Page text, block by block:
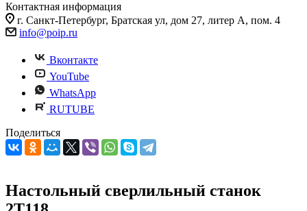
Контактная информация
г. Санкт-Петербург, Братская ул, дом 27, литер А, пом. 4
info@poip.ru
Вконтакте
YouTube
WhatsApp
RUTUBE
Поделиться
Настольный сверлильный станок